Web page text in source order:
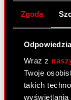
Zgoda
Wraz z
Twoje
takich
Produkty
Wiedźmin
Wiedźmin